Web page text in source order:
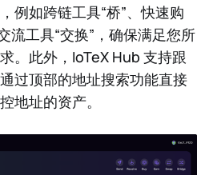
例如跨链工具“桥”、快速购
流工具“交换”，确保满足您所
。此外，IoTeX Hub 支持跟
过顶部的地址搜索功能直接
地址的资产。